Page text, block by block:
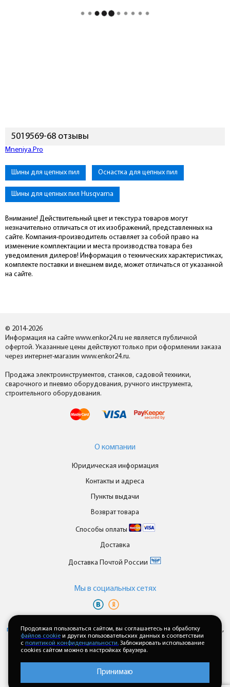
5019569-68 отзывы
Mneniya.Pro
Шины для цепных пил Оснастка для цепных пил
Шины для цепных пил Husqvarna
Внимание! Действительный цвет и текстура товаров могут
незначительно отличаться от их изображений, представленных на
сайте. Компания-производитель оставляет за собой право на
изменение комплектации и места производства товара без
уведомления дилеров! Информация о технических характеристиках,
комплекте поставки и внешнем виде, может отличаться от указанной
на сайте.
© 2014-2026
Информация на сайте www.enkor24.ru не является публичной
офертой. Указанные цены действуют только при оформлении заказа
через интернет-магазин www.enkor24.ru.
Продажа электроинструментов, станков, садовой техники,
сварочного и пневмо оборудования, ручного инструмента,
строительного оборудования.
О компании
Юридическая информация
Контакты и адреса
Пункты выдачи
Возврат товара
Способы оплаты
Доставка
Доставка Почтой России
Мы в cоциальных сетях
персональных данныхипользовательского соглашениякаждый раз,
когда оставляете свои данные в любой форме обратной связи на
сайте enkor24.ru
Продолжая пользоваться сайтом, вы соглашаетесь на обработку
файлов cookie и других пользовательских данных в соответствии
с политикой конфиденциальности. Заблокировать использование
cookies сайтом можно в настройках браузера.
Принимаю